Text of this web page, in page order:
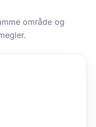
område og